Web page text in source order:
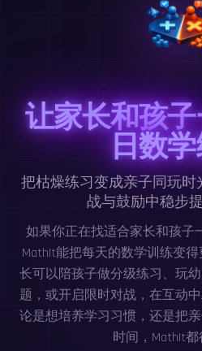
让家长和孩
日数
把枯燥练习变成亲子同玩
战与鼓励中稳步
如果你正在找适合家长和孩子
MathIt能把每天的数学训练变
长可以陪孩子做分级练习、玩
题，或开启限时对战，在互动
论是想培养学习习惯，还是把
时间，MathIt都